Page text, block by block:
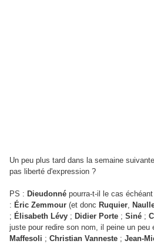
Un peu plus tard dans la semaine
pas liberté d'expression ?
PS : Dieudonné pourra-t-il le cas
: Éric Zemmour (et donc Ruquier,
; Élisabeth Lévy ; Didier Porte ; Siné ;
juste pour redire son nom, il peine un peu
Maffesoli ; Christian Vanneste ; Jean-